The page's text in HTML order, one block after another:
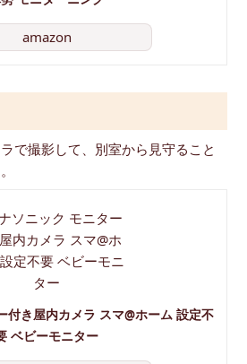
amazon
で撮影して、別室から見守ること
付き屋内カメラ スマ@ホーム 設定不
ベビーモニター